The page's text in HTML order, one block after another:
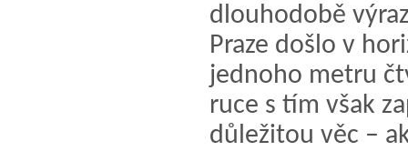
dlouhodobě
Praze došlo v
jednoho metru
ruce s tím však
důležitou věc –